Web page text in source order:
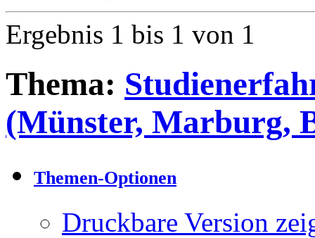
Ergebnis 1 bis 1 von 1
Thema:
(Münster, Marburg,
Themen-Optionen
Druckbare Version